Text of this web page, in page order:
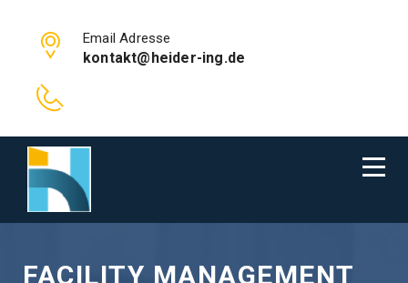
Email Adresse
kontakt@heider-ing.de
FACILITY MANAGEMENT